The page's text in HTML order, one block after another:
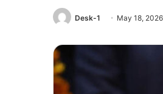
Desk-1 May 18, 2026